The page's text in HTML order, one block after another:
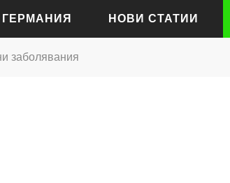
НОВИ СТАТИИ
заболявания